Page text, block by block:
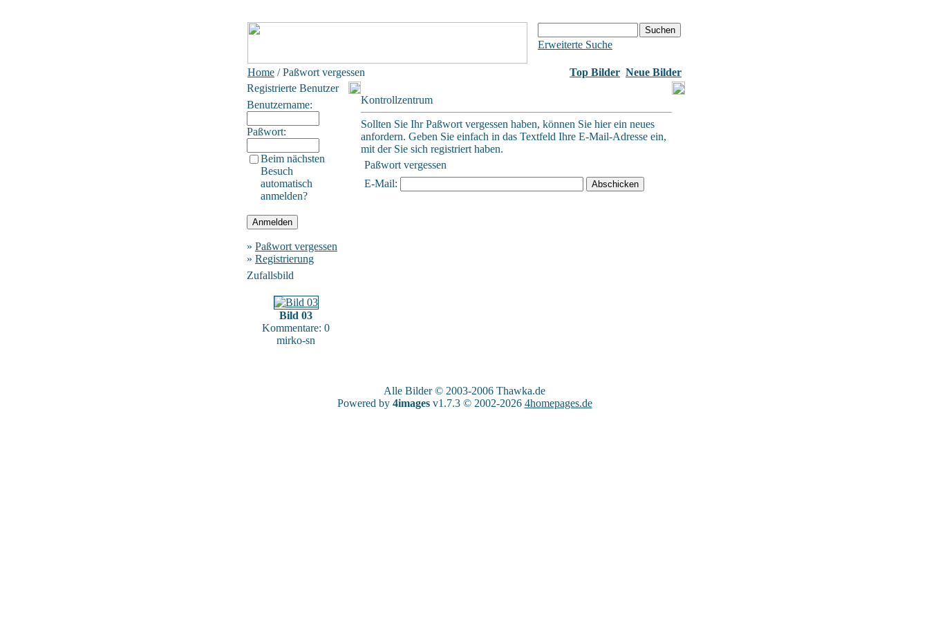
Erweiterte Suche
Home / Paßwort vergessen Top Bilder Neue Bilder
Registrierte Benutzer
Benutzername:
Paßwort:
Beim nächsten
Besuch
automatisch
anmelden?
» Paßwort vergessen
» Registrierung
Zufallsbild
Bild 03
Kommentare: 0
mirko-sn
Kontrollzentrum
Sollten Sie Ihr Paßwort vergessen haben, können Sie hier ein neues
anfordern. Geben Sie einfach in das Textfeld Ihre E-Mail-Adresse ein,
mit der Sie sich registriert haben.
Paßwort vergessen
E-Mail:
Alle Bilder © 2003-2006 Thawka.de
Powered by 4imagesv1.7.3 © 2002-2026 4homepages.de